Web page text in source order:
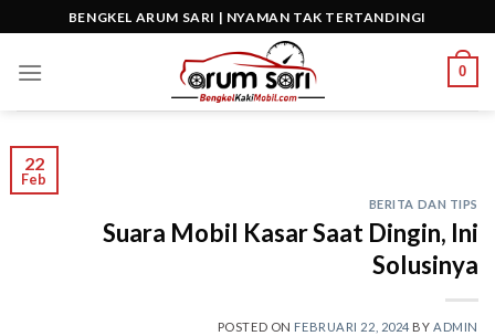
to
content
BENGKEL ARUM SARI | NYAMAN TAK TERTANDINGI
0
22
Feb
BERITA DAN TIPS
Suara Mobil Kasar Saat Dingin, Ini
Solusinya
POSTED ON FEBRUARI 22, 2024 BY ADMIN